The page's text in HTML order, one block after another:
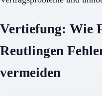
Vertiefung: Wie
Reutlingen
vermeiden